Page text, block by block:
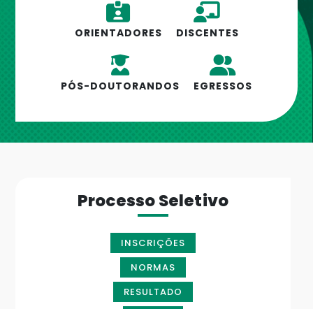
ORIENTADORES DISCENTES
PÓS-DOUTORANDOS EGRESSOS
Processo Seletivo
INSCRIÇÕES
NORMAS
RESULTADO